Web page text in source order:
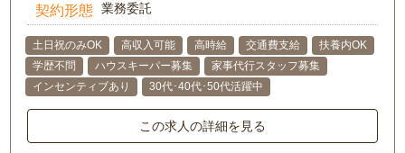
契約形態 業務委託
土日祝のみOK 高収入可能 高時給 交通費支給
扶養内OK
学歴不問
ハウスキーパー募集
家事代行スタッフ募集
インセンティブあり
30代･40代･50代活躍中
この求人の詳細を見る